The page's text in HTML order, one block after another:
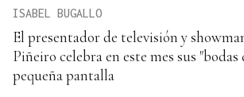
ISABEL BUGALLO
El presentador de televisión y
Piñeiro celebra en este mes sus "bodas
pequeña pantalla